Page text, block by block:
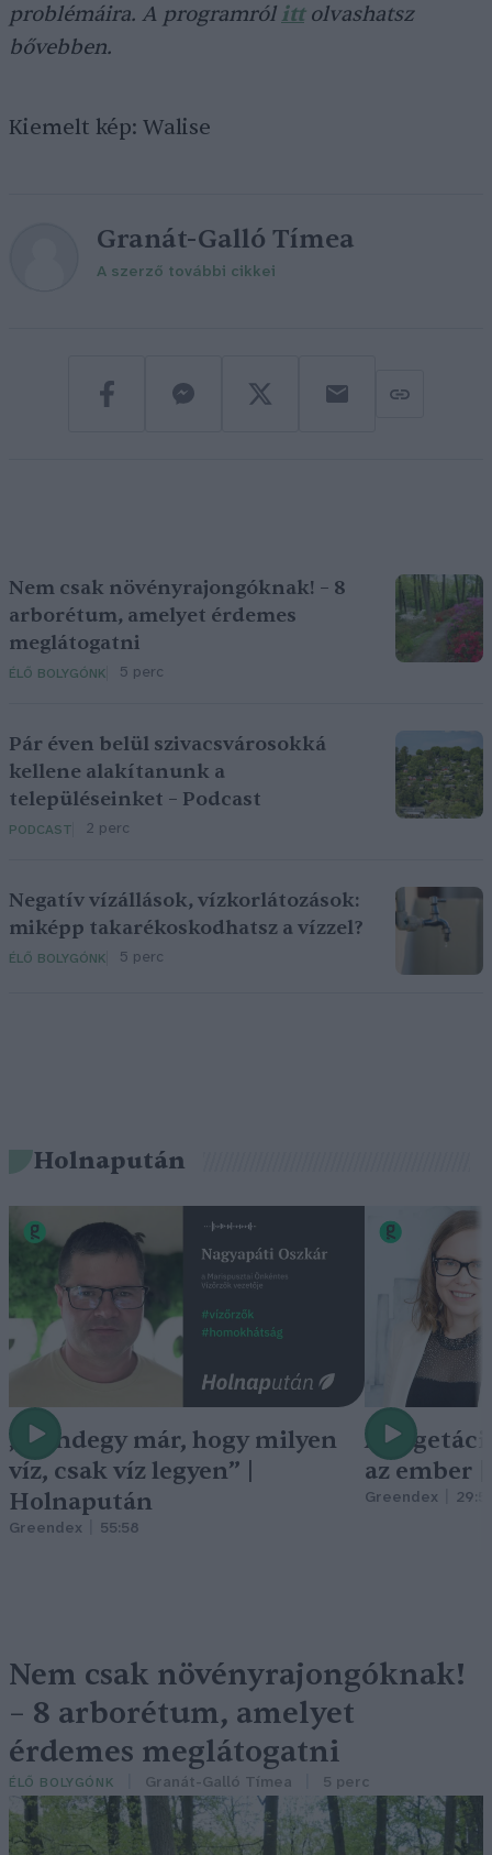
problémáira. A programról ittolvashatsz
bővebben.
Kiemelt kép: Walise
Granát-Galló Tímea
A szerző további cikkei
Nem csak növényrajongóknak! – 8
arborétum, amelyet érdemes
meglátogatni
ÉLŐ BOLYGÓNK 5 perc
Pár éven belül szivacsvárosokká
kellene alakítanunk a
településeinket – Podcast
PODCAST 2 perc
Negatív vízállások, vízkorlátozások:
miképp takarékoskodhatsz a vízzel?
ÉLŐ BOLYGÓNK 5 perc
Holnapután
„Mindegy már, hogy milyen
víz, csak víz legyen” |
Holnapután
Greendex 55:58
A
az ember
Greendex
Nem csak növényrajongóknak!
– 8 arborétum, amelyet
érdemes meglátogatni
ÉLŐ BOLYGÓNK Granát-Galló Tímea 5 perc